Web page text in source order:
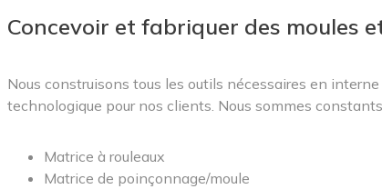
Concevoir et fabriquer des moules
Nous construisons tous les outils nécessaires en
technologique pour nos clients. Nous sommes
Matrice à rouleaux
Matrice de poinçonnage/moule